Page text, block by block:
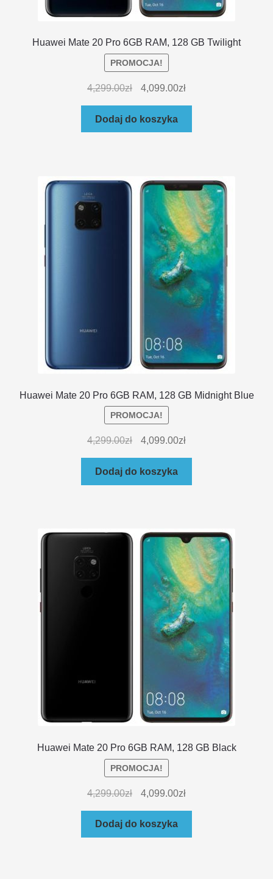
Huawei Mate 20 Pro 6GB RAM, 128 GB Twilight
PROMOCJA!
4,299.00zł 4,099.00zł
Dodaj do koszyka
Huawei Mate 20 Pro 6GB RAM, 128 GB Midnight Blue
PROMOCJA!
4,299.00zł 4,099.00zł
Dodaj do koszyka
Huawei Mate 20 Pro 6GB RAM, 128 GB Black
PROMOCJA!
4,299.00zł 4,099.00zł
Dodaj do koszyka